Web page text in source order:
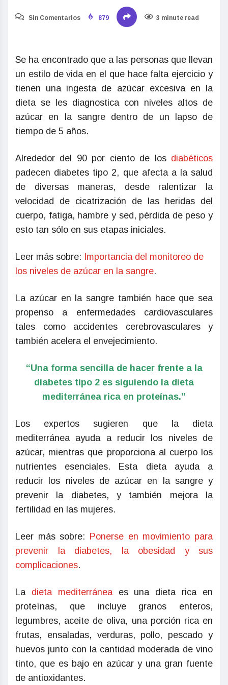
Sin Comentarios 879 3 minute read
Se ha encontrado que a las personas que llevan
un estilo de vida en el que hace falta ejercicio y
tienen una ingesta de azúcar excesiva en la
dieta se les diagnostica con niveles altos de
azúcar en la sangre dentro de un lapso de
tiempo de 5 años.
Alrededor del 90 por ciento de los diabéticos
padecen diabetes tipo 2, que afecta a la salud
de diversas maneras, desde ralentizar la
velocidad de cicatrización de las heridas del
cuerpo, fatiga, hambre y sed, pérdida de peso y
esto tan sólo en sus etapas iniciales.
Leer más sobre: Importancia del monitoreo de
los niveles de azúcar en la sangre.
La azúcar en la sangre también hace que sea
propenso a enfermedades cardiovasculares
tales como accidentes cerebrovasculares y
también acelera el envejecimiento.
“Una forma sencilla de hacer frente a la
diabetes tipo 2 es siguiendo la dieta
mediterránea rica en proteínas.”
Los expertos sugieren que la dieta
mediterránea ayuda a reducir los niveles de
azúcar, mientras que proporciona al cuerpo los
nutrientes esenciales. Esta dieta ayuda a
reducir los niveles de azúcar en la sangre y
prevenir la diabetes, y también mejora la
fertilidad en las mujeres.
Leer más sobre: Ponerse en movimiento para
prevenir la diabetes, la obesidad y sus
complicaciones.
La dieta mediterráneaes una dieta rica en
proteínas, que incluye granos enteros,
legumbres, aceite de oliva, una porción rica en
frutas, ensaladas, verduras, pollo, pescado y
huevos junto con la cantidad moderada de vino
tinto, que es bajo en azúcar y una gran fuente
de antioxidantes.